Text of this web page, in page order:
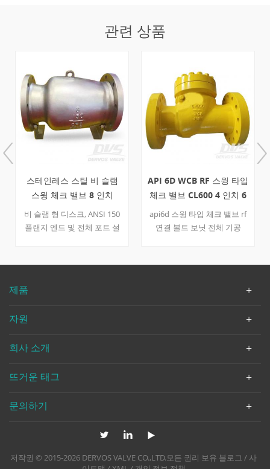
관련 상품
스테인레스 스틸 비 슬램
스윙 체크 밸브 8 인치
150l
비 슬램 형 디스크, ANSI 150
플랜지 엔드 및 전체 포트 설
항 유형 비 리턴 밸브 (체크
수업 150 구성 비 슬램 타입
조 저 같은 b16.34 끝으로 종
은 b16.5 압력 및 온도 저 같
검사 API 598 바디 재료
디어 w.o.g. dervos 밸브에 사
용 가능한 수정 밸브 압력 밸
어 바디 & amp; 트림 재질 (디
스크, 시트, 핀, 스프링) 엔드
연결 (플랜지, bw, sw, 스레드,
API 6D WCB RF 스윙 타입
체크 밸브 CL600 4 인치 6
인치
api6d 스윙 타입 체크 밸브 rf
연결 볼트 보닛 전체 기공
지. -29 ℃ ~ + 425 ℃에있는 적
성 bc, 스윙 타입 연결 타입 플
제품
자원
회사 소개
뜨거운 태그
문의하기
저작권 © 2015-2026 DERVOS VALVE CO.,LTD.모든 권리 보유 블로그 / 사